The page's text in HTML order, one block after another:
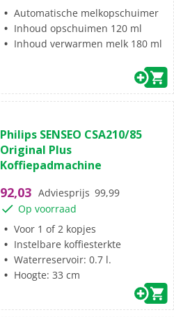
Automatische melkopschuimer
Inhoud opschuimen 120 ml
Inhoud verwarmen melk 180 ml
van
de
5
1
beoordeling
Philips SENSEO CSA210/85
Original Plus
Koffiepadmachine
92,03 Adviesprijs 99,99
Op voorraad
Voor 1 of 2 kopjes
Instelbare koffiesterkte
Waterreservoir: 0.7 l.
Hoogte: 33 cm